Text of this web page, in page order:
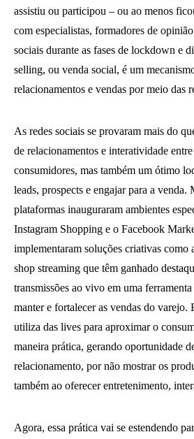
assistiu ou participou – ou ao menos
com especialistas, formadores de
sociais durante as fases de lockdown e
selling, ou venda social, é um
relacionamentos e vendas por meio das
As redes sociais se provaram mais do
de relacionamentos e interatividade entre
consumidores, mas também um ótimo
leads, prospects e engajar para a venda.
plataformas inauguraram ambientes
Instagram Shopping e o Facebook
implementaram soluções criativas como
shop streaming que têm ganhado
transmissões ao vivo em uma
manter e fortalecer as vendas do varejo.
utiliza das lives para aproximar o
maneira prática, gerando oportunidade
relacionamento, por não mostrar os
também ao oferecer entretenimento,
Agora, essa prática vai se estendendo